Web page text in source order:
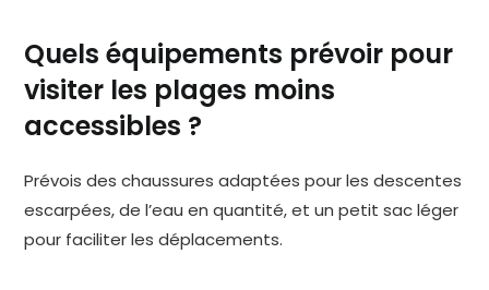
Quels équipements prévoir pour
visiter les plages moins
accessibles ?
Prévois des chaussures adaptées pour les descentes
escarpées, de l’eau en quantité, et un petit sac léger
pour faciliter les déplacements.